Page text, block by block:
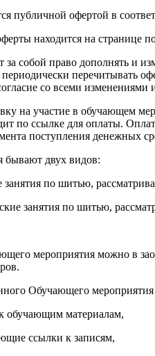
публичной офертой в
находится на странице
за собой право дополнять и
перечитывать
со всеми
на участие в обучающем
по ссылке для оплаты.
поступления денежных
бывают двух видов:
занятия по шитью,
занятия по шитью,
мероприятия можно в
Обучающего
обучающим материалам,
ссылки к записям,